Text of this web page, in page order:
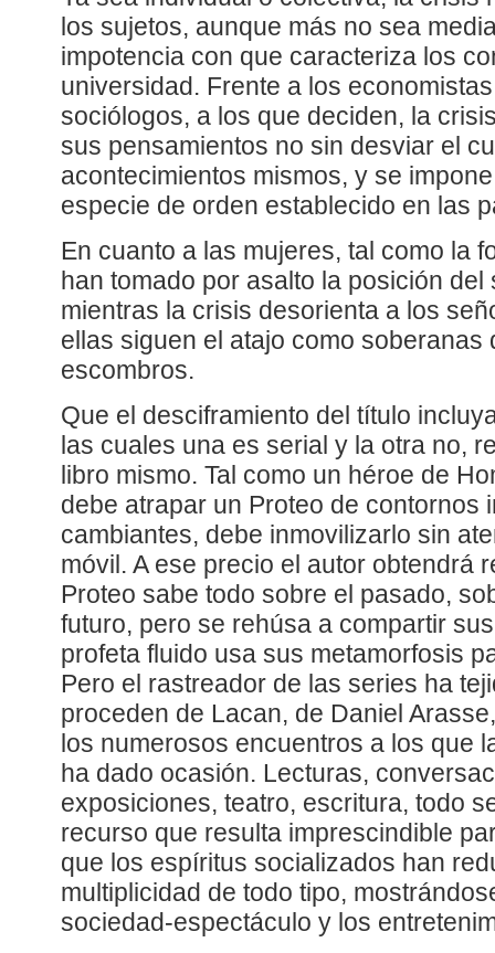
los sujetos, aunque más no sea
impotencia con que caracteriza los
universidad. Frente a los
sociólogos, a los que deciden, la
sus pensamientos no sin desviar el
acontecimientos mismos, y se
especie de orden establecido en las
En cuanto a las mujeres, tal como la
han tomado por asalto la posición del
mientras la crisis desorienta a los
ellas siguen el atajo como soberanas
escombros.
Que el desciframiento del título
las cuales una es serial y la otra no,
libro mismo. Tal como un héroe de
debe atrapar un Proteo de contornos
cambiantes, debe inmovilizarlo sin
móvil. A ese precio el autor obtendrá
Proteo sabe todo sobre el pasado,
futuro, pero se rehúsa a compartir
profeta fluido usa sus metamorfosis
Pero el rastreador de las series ha
proceden de Lacan, de Daniel
los numerosos encuentros a los que
ha dado ocasión. Lecturas,
exposiciones, teatro, escritura, todo
recurso que resulta imprescindible
que los espíritus socializados han
multiplicidad de todo tipo,
sociedad-espectáculo y los